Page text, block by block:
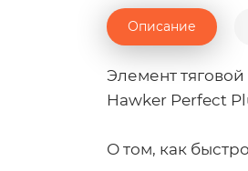
Описание
Элемент
Hawker Perfect
О том, как